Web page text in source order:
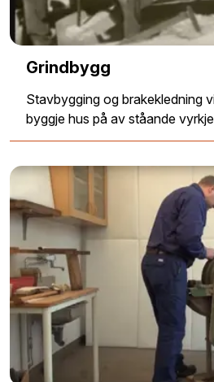
Grindbygg
Stavbygging og brakekledning
byggje hus på av ståande